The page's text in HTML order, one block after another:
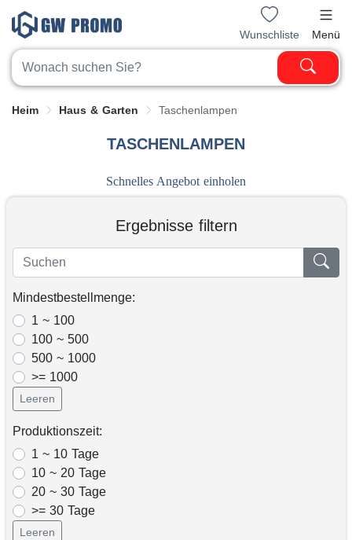
Wunschliste Menü
Heim Haus & Garten Taschenlampen
TASCHENLAMPEN
Schnelles Angebot einholen
Ergebnisse filtern
Mindestbestellmenge:
1 ~ 100
100 ~ 500
500 ~ 1000
>= 1000
Leeren
Produktionszeit:
1 ~ 10 Tage
10 ~ 20 Tage
20 ~ 30 Tage
>= 30 Tage
Leeren